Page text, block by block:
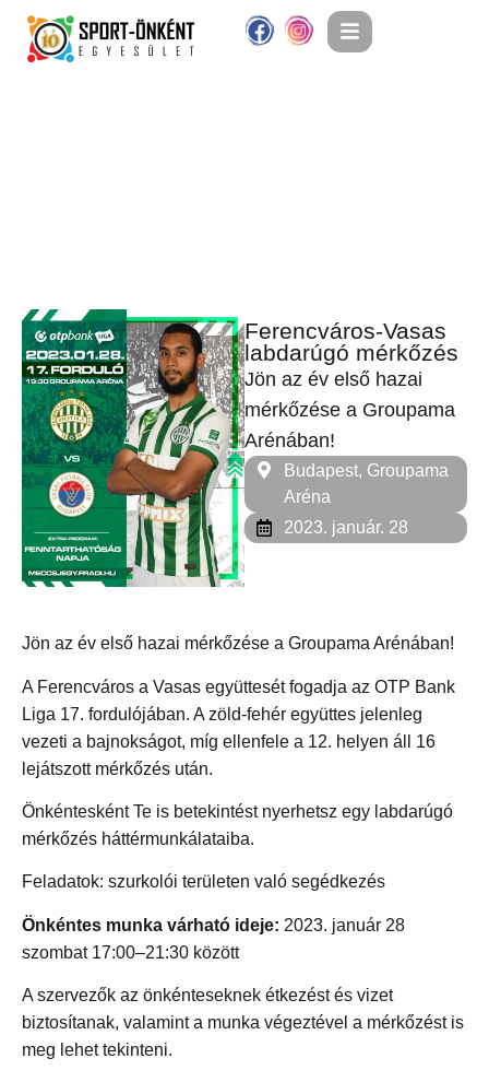
Ferencváros-Vasas
labdarúgó mérkőzés
Jön az év első hazai
mérkőzése a Groupama
Arénában!
Budapest, Groupama
Aréna
2023. január. 28
Jön az év első hazai mérkőzése a Groupama Arénában!
A Ferencváros a Vasas együttesét fogadja az OTP Bank
Liga 17. fordulójában. A zöld-fehér együttes jelenleg
vezeti a bajnokságot, míg ellenfele a 12. helyen áll 16
lejátszott mérkőzés után.
Önkéntesként Te is betekintést nyerhetsz egy labdarúgó
mérkőzés háttérmunkálataiba.
Feladatok: szurkolói területen való segédkezés
Önkéntes munka várható ideje: 2023. január 28
szombat 17:00–21:30 között
A szervezők az önkénteseknek étkezést és vizet
biztosítanak, valamint a munka végeztével a mérkőzést is
meg lehet tekinteni.